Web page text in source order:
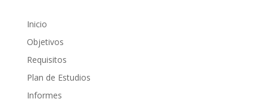
Inicio
Objetivos
Requisitos
Plan de Estudios
Informes